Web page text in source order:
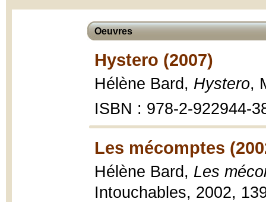
Oeuvres
Hystero (2007)
Hélène Bard, Hystero,
ISBN : 978-2-922944-
Les mécomptes
Hélène Bard, Les
Intouchables, 2002,